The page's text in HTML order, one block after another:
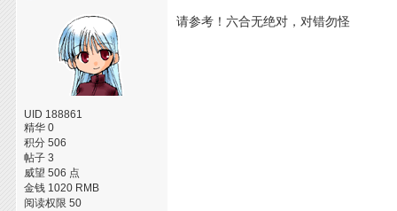
UID 188861
精华 0
积分 506
帖子 3
威望 506 点
金钱 1020 RMB
阅读权限 50
请参考！六合无绝对，对错勿怪